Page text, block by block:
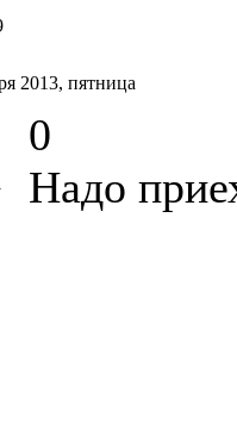
2013, пятница
0
Надо